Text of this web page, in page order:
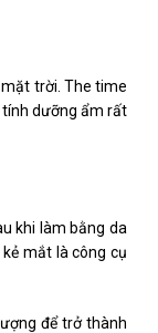
trời. The time
dưỡng ẩm rất
khi làm bằng da
mắt là công cụ
để trở thành